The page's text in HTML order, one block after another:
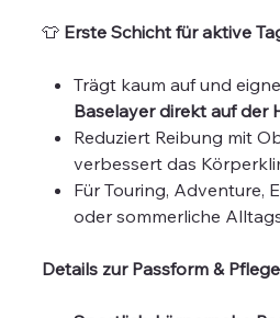
👕 Erste Schicht für aktive
Trägt kaum auf und
Baselayer direkt auf der
Reduziert Reibung mit
verbessert das
Für Touring, Adventure,
oder sommerliche
Details zur Passform &